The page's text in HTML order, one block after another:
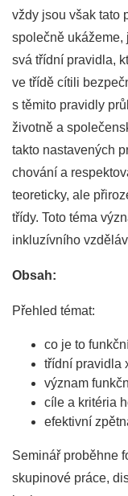
vždy jsou však tato
společně ukážeme,
svá třídní pravidla,
ve třídě cítili
s těmito pravidly
životně a
takto nastavených
chování a
teoreticky, ale
třídy. Toto téma
inkluzívního
Obsah:
Přehled témat:
co je to
třídní pravidla
význam
cíle a kritéria
efektivní
Seminář proběhne
skupinové práce,